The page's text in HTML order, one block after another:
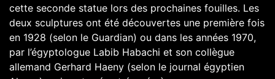
cette seconde statue lors des prochaines fouilles. Les
deux sculptures ont été découvertes une première fois
en 1928 (selon le Guardian) ou dans les années 1970,
par l’égyptologue Labib Habachi et son collègue
allemand Gerhard Haeny (selon le journal égyptien